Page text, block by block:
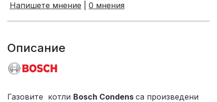
Напишете мнение 0 мнения
Описание
Газовите котли Bosch Condens са произведени